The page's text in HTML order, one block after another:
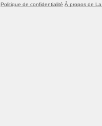
Politique de confidentialité À propos de